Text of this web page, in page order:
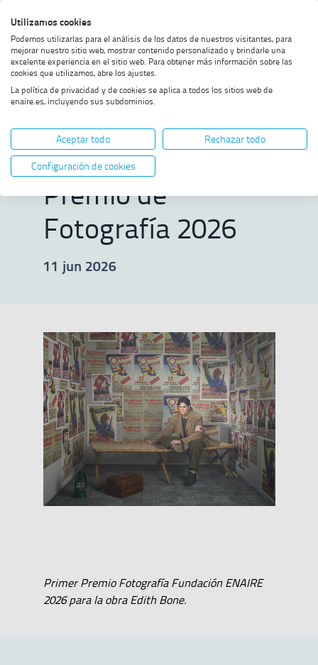
al
menú
al
contenido
al
footer
alto
contraste
Home MOSTRAR OPCIONES DEL CAMINO DE MIGAS
Fundación ENAIRE emite el
fallo del Premio de Fotografía
2026
Fundación ENAIRE
emite el fallo del
Premio de
Fotografía 2026
11 jun 2026
Primer Premio Fotografía Fundación ENAIRE
2026 para la obra Edith Bone.
Utilizamos cookies
Podemos utilizarlas para el análisis de los datos de nuestros visitantes, para
mejorar nuestro sitio web, mostrar contenido personalizado y brindarle una
excelente experiencia en el sitio web. Para obtener más información sobre las
cookies que utilizamos, abre los ajustes.
La política de privacidad y de cookies se aplica a todos los sitios web de
enaire.es, incluyendo sus subdominios.
Aceptar todo
Rechazar todo
Configuración de cookies